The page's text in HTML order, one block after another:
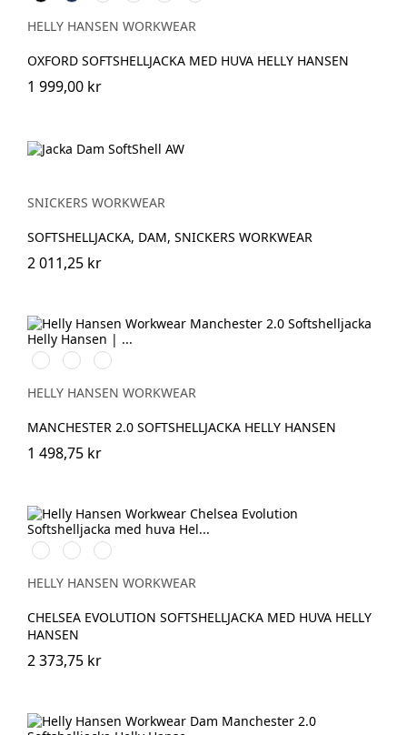
Spruce
Blue
HELLY HANSEN WORKWEAR
OXFORD SOFTSHELLJACKA MED HUVA HELLY HANSEN
1 999,00 kr
SNICKERS WORKWEAR
SOFTSHELLJACKA, DAM, SNICKERS WORKWEAR
2 011,25 kr
990
BLACK
590
NAVY
970
DARK
GREY
HELLY HANSEN WORKWEAR
MANCHESTER 2.0 SOFTSHELLJACKA HELLY HANSEN
1 498,75 kr
990
BLACK
590
NAVY
993
BLACK
HELLY HANSEN WORKWEAR
CHELSEA EVOLUTION SOFTSHELLJACKA MED HUVA HELLY
HANSEN
2 373,75 kr